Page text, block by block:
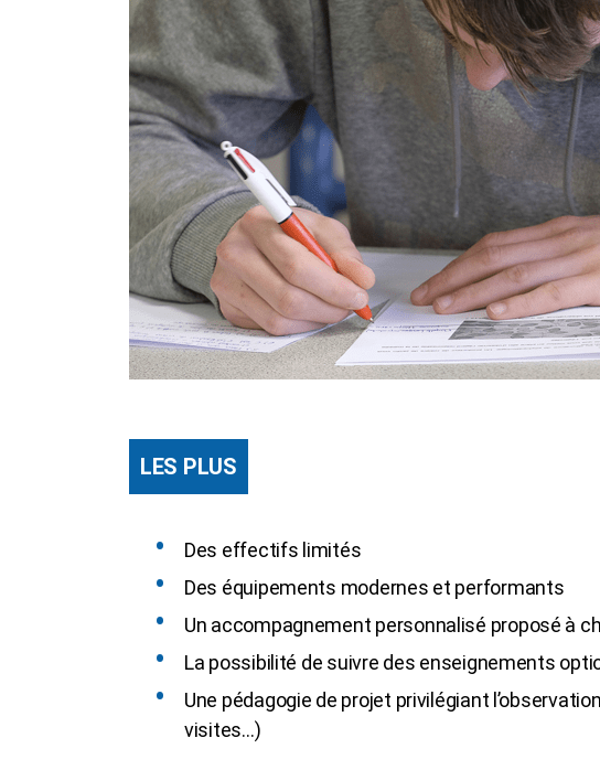
LES PLUS
Des effectifs limités
Des équipements modernes et performants
Un accompagnement personnalisé proposé à
La possibilité de suivre des enseignements
Une pédagogie de projet privilégiant
visites…)